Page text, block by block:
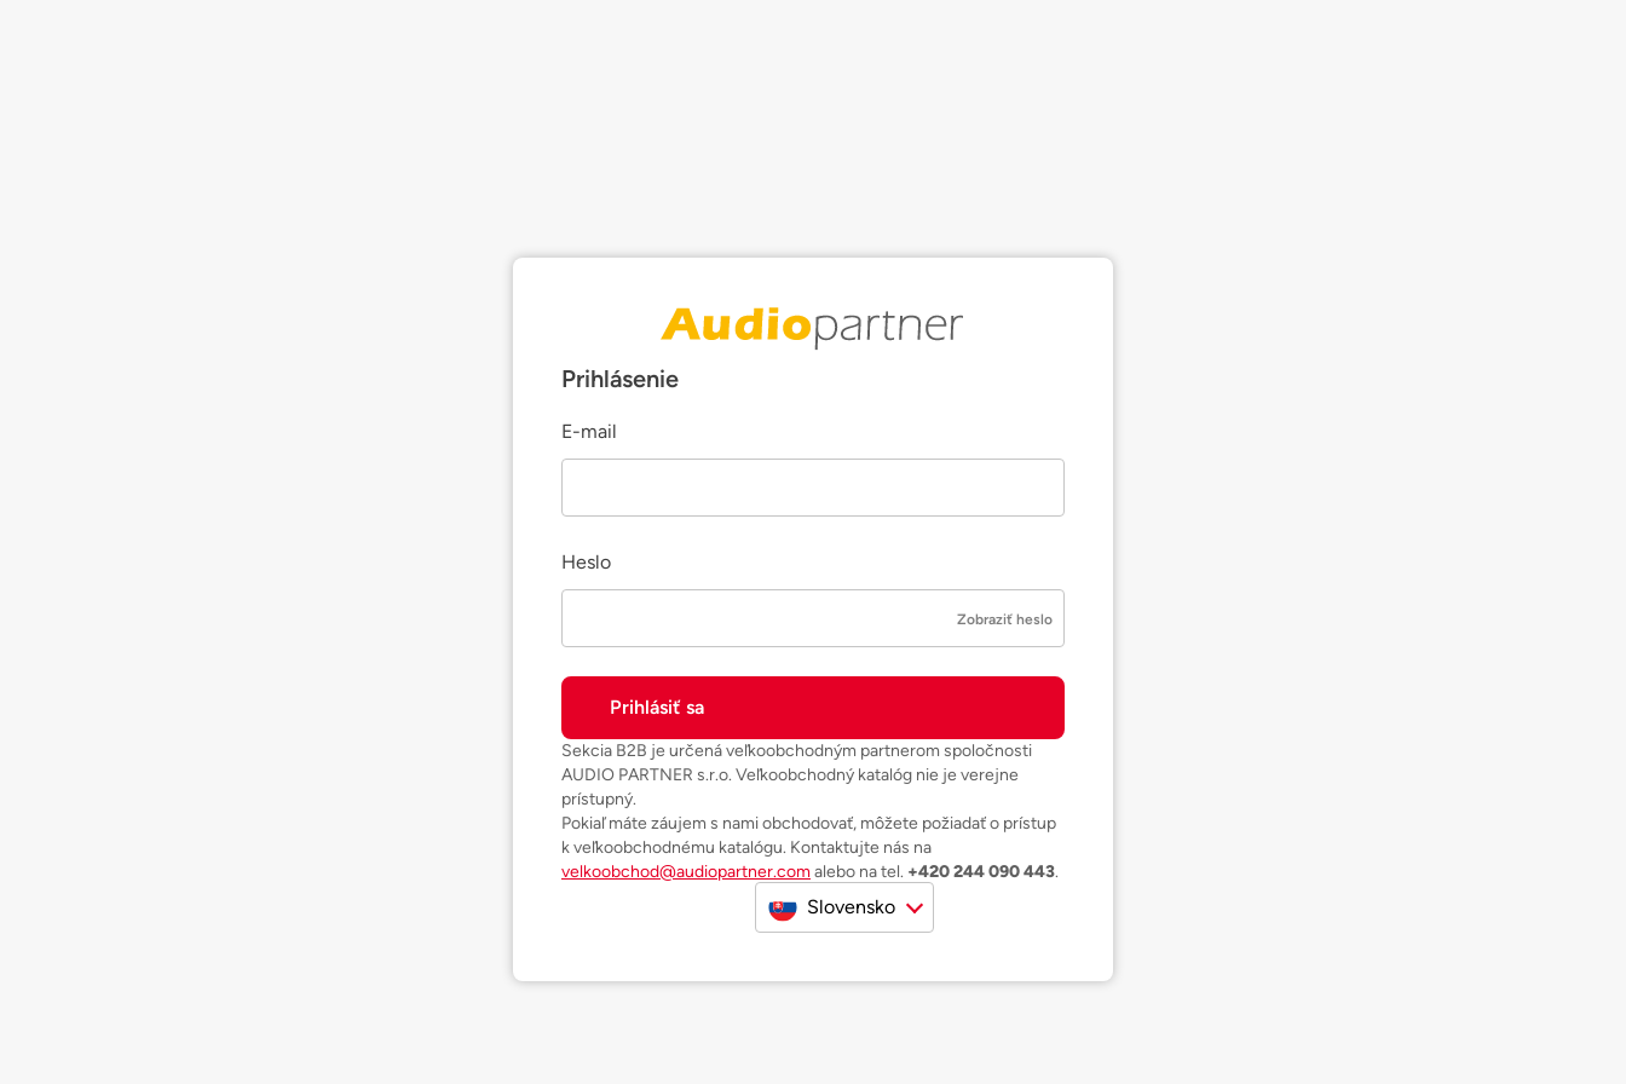
Prihlásenie
E-mail
Heslo
Zobraziť heslo
Sekcia B2B je určená veľkoobchodným partnerom spoločnosti
AUDIO PARTNER s.r.o. Veľkoobchodný katalóg nie je verejne
prístupný.
Pokiaľ máte záujem s nami obchodovať, môžete požiadať o prístup
k veľkoobchodnému katalógu. Kontaktujte nás na
velkoobchod@audiopartner.comalebo na tel. +420 244 090 443.
Slovensko